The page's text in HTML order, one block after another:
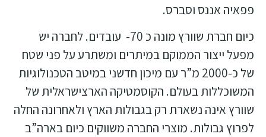
פפאיה אננס וסברס.
כיום חברת שוורץ מונה כ 70- עובדים. לחברה יש
מפעל ייצור הממוקם במיתרים ומשתרע על פני שטח
של כ-2000 מ”ר עם מיכון חדשני במיטב הטכנולוגיות
המשוכללות בעולם. הקוסמטיקה הארצישראלית של
שוורץ אינה נשארת רק בגבולות הארץ ולאחרונה החלה
לפרוץ גבולות. מוצרי החברה משווקים כיום בארה”ב